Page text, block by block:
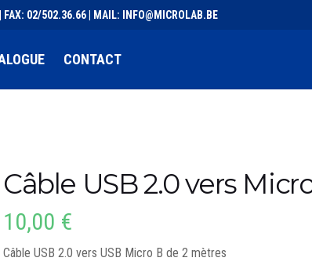
02/502.36.66 | MAIL: INFO@MICROLAB.BE
CONTACT
Câble USB 2.0 vers
10,00 €
Câble USB 2.0 vers USB Micro B de 2 mètres